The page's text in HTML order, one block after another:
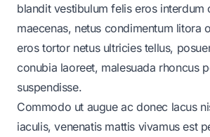
blandit vestibulum felis eros interdum
maecenas, netus condimentum litora
eros tortor netus ultricies tellus,
conubia laoreet, malesuada rhoncus
suspendisse.
Commodo ut augue ac donec lacus
iaculis, venenatis mattis vivamus est